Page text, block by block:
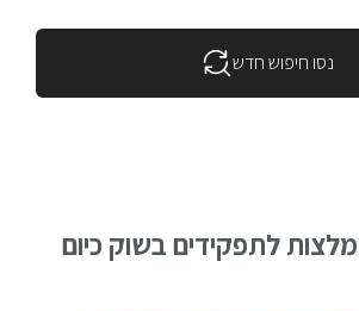
נסו חיפוש חדש
לתפקידים בשוק כיום